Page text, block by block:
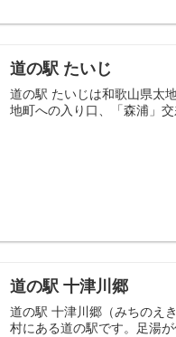
道の駅 たいじ
道の駅 たいじは和歌山県太
地町への入り口、「森浦」交
道の駅 十津川郷
道の駅 十津川郷（みちのえ
村にある道の駅です。足湯が